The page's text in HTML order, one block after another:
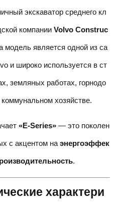
экскаватор среднего кл
компании Volvo Construc
модель является одной из са
и широко используется в ст
земляных работах, горнодо
хозяйстве.
«E-Series» — это поколен
с акцентом на энергоэффек
.
характери